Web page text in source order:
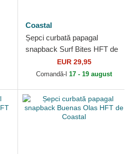
Coastal
Șepci curbată papagal
snapback Surf Bites HFT de
EUR 29,95
Comandă-l 17 - 19 august